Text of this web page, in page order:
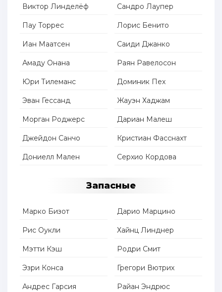
Виктор Линделёф
Пау Торрес
Иан Маатсен
Амаду Онана
Юри Тилеманс
Эван Гессанд
Морган Роджерс
Джейдон Санчо
Дониелл Мален
Сандро Лаупер
Лорис Бенито
Саиди Джанко
Раян Равелосон
Доминик Пех
Жауэн Хаджам
Дариан Малеш
Кристиан Фасснахт
Серхио Кордова
Запасные
Марко Бизот
Рис Оукли
Мэтти Кэш
Эзри Конса
Андрес Гарсия
Дарио Марцино
Хайнц Линднер
Родри Смит
Грегори Вютрих
Райан Эндрюс